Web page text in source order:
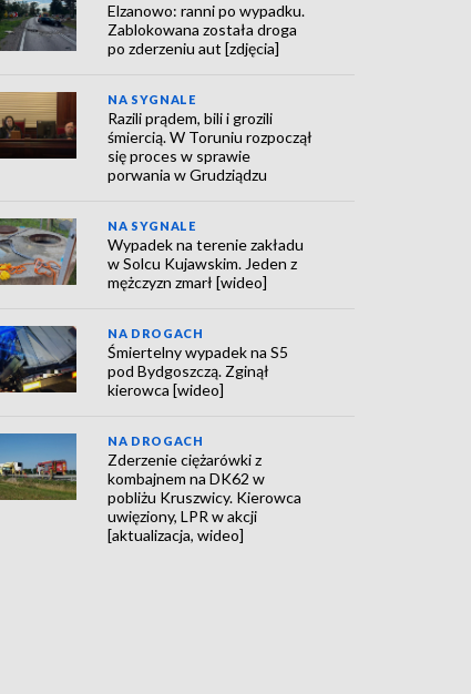
Elzanowo: ranni po wypadku.
Zablokowana została droga
po zderzeniu aut [zdjęcia]
NA SYGNALE
Razili prądem, bili i grozili
śmiercią. W Toruniu rozpoczął
się proces w sprawie
porwania w Grudziądzu
NA SYGNALE
Wypadek na terenie zakładu
w Solcu Kujawskim. Jeden z
mężczyzn zmarł [wideo]
NA DROGACH
Śmiertelny wypadek na S5
pod Bydgoszczą. Zginął
kierowca [wideo]
NA DROGACH
Zderzenie ciężarówki z
kombajnem na DK62 w
pobliżu Kruszwicy. Kierowca
uwięziony, LPR w akcji
[aktualizacja, wideo]